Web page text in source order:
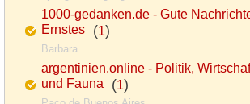
1000-gedanken.de - Gute
Ernstes (1)
Barbara
argentinien.online - Politik,
und Fauna (1)